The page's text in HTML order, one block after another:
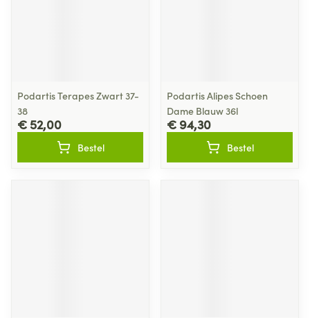
Podartis Terapes Zwart 37-
38
€ 52,00
Bestel
Podartis Alipes Schoen
Dame Blauw 36l
€ 94,30
Bestel